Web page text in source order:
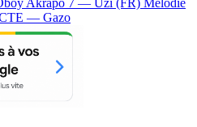
— Gazo